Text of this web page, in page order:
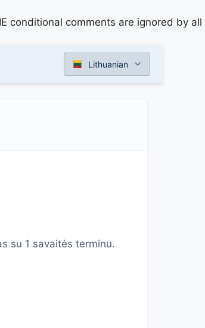
conditional comments are ignored by all
Lithuanian
su 1 savaitės terminu.